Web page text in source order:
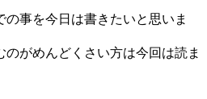
事を今日は書きたいと思いま
がめんどくさい方は今回は読ま